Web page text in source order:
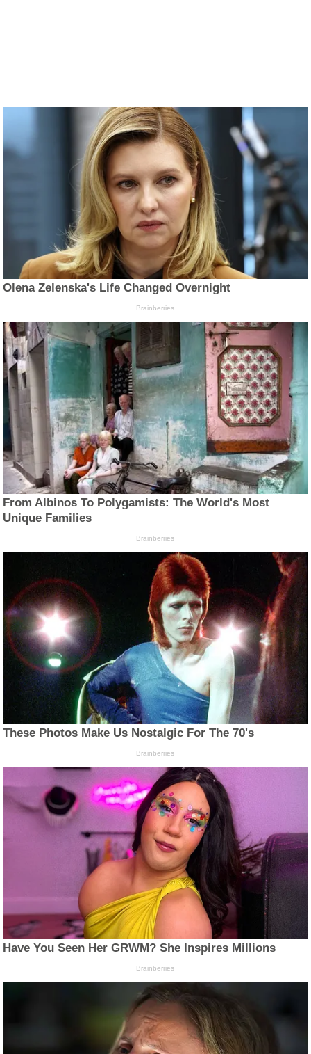
Olena Zelenska's Life Changed Overnight
Brainberries
From Albinos To Polygamists: The World's Most
Unique Families
Brainberries
These Photos Make Us Nostalgic For The 70's
Brainberries
Have You Seen Her GRWM? She Inspires Millions
Brainberries